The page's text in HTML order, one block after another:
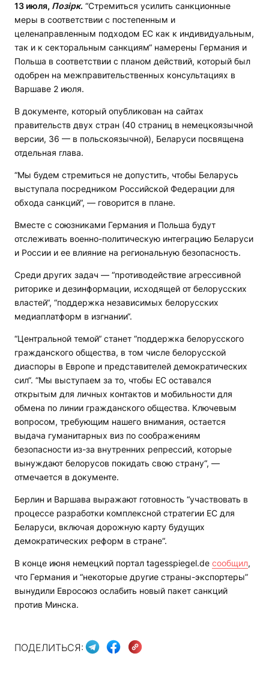
13 июля, Позірк. “Стремиться усилить санкционные
меры в соответствии с постепенным и
целенаправленным подходом ЕС как к индивидуальным,
так и к секторальным санкциям“ намерены Германия и
Польша в соответствии с планом действий, который был
одобрен на межправительственных консультациях в
Варшаве 2 июля.
В документе, который опубликован на сайтах
правительств двух стран (40 страниц в немецкоязычной
версии, 36 — в польскоязычной), Беларуси посвящена
отдельная глава.
“Мы будем стремиться не допустить, чтобы Беларусь
выступала посредником Российской Федерации для
обхода санкций“, — говорится в плане.
Вместе с союзниками Германия и Польша будут
отслеживать военно-политическую интеграцию Беларуси
и России и ее влияние на региональную безопасность.
Среди других задач — “противодействие агрессивной
риторике и дезинформации, исходящей от белорусских
властей“, “поддержка независимых белорусских
медиаплатформ в изгнании“.
“Центральной темой“ станет “поддержка белорусского
гражданского общества, в том числе белорусской
диаспоры в Европе и представителей демократических
сил“. “Мы выступаем за то, чтобы ЕС оставался
открытым для личных контактов и мобильности для
обмена по линии гражданского общества. Ключевым
вопросом, требующим нашего внимания, остается
выдача гуманитарных виз по соображениям
безопасности из-за внутренних репрессий, которые
вынуждают белорусов покидать свою страну“, —
отмечается в документе.
Берлин и Варшава выражают готовность “участвовать в
процессе разработки комплексной стратегии ЕС для
Беларуси, включая дорожную карту будущих
демократических реформ в стране“.
В конце июня немецкий портал tagesspiegel.de сообщил,
что Германия и “некоторые другие страны-экспортеры”
вынудили Евросоюз ослабить новый пакет санкций
против Минска.
ПОДЕЛИТЬСЯ: